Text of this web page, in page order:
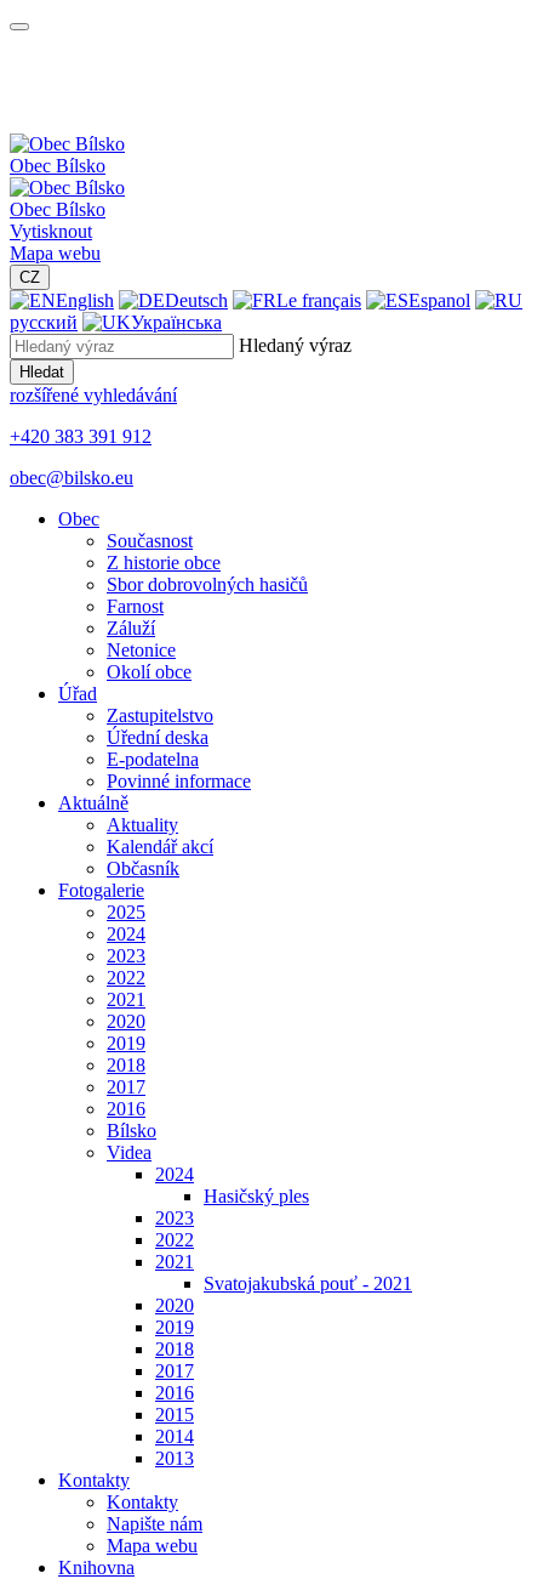
Obec Bílsko
Obec Bílsko
Vytisknout
Mapa webu
CZ
English Deutsch Le français
Espanol
русский
Українська
Hledaný výraz
Hledat
rozšířené vyhledávání
+420 383 391 912
obec@bilsko.eu
Obec
Současnost
Z historie obce
Sbor dobrovolných hasičů
Farnost
Záluží
Netonice
Okolí obce
Úřad
Zastupitelstvo
Úřední deska
E-podatelna
Povinné informace
Aktuálně
Aktuality
Kalendář akcí
Občasník
Fotogalerie
2025
2024
2023
2022
2021
2020
2019
2018
2017
2016
Bílsko
Videa
2024
Hasičský ples
2023
2022
2021
Svatojakubská pouť - 2021
2020
2019
2018
2017
2016
2015
2014
2013
Kontakty
Kontakty
Napište nám
Mapa webu
Knihovna